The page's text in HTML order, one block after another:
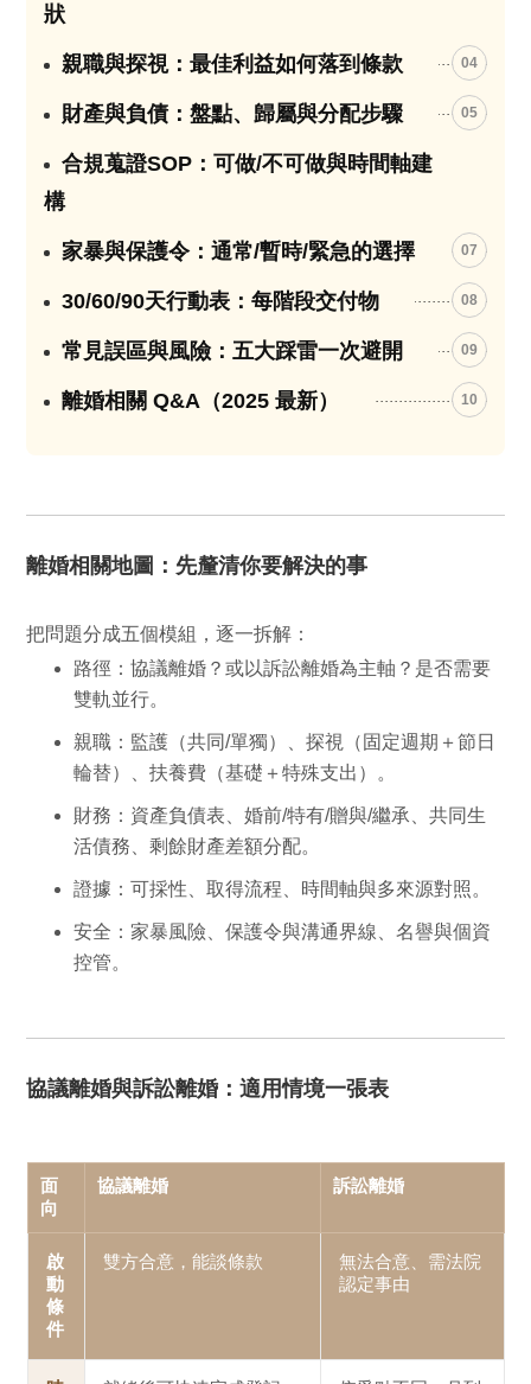
狀
親職與探視：最佳利益如何落到條款 04
財產與負債：盤點、歸屬與分配步驟 05
合規蒐證SOP：可做/不可做與時間軸建
構
家暴與保護令：通常/暫時/緊急的選擇 07
30/60/90天行動表：每階段交付物 08
常見誤區與風險：五大踩雷一次避開 09
離婚相關 Q&A（2025 最新） 10
離婚相關地圖：先釐清你要解決的事
把問題分成五個模組，逐一拆解：
路徑：協議離婚？或以訴訟離婚為主軸？是否需要
雙軌並行。
親職： 監護（共同/單獨）、探視（固定週期＋節日
輪替）、扶養費（基礎＋特殊支出）。
財務： 資產負債表、婚前/特有/贈與/繼承、共同生
活債務、剩餘財產差額分配。
證據：可採性、取得流程、時間軸與多來源對照。
安全： 家暴風險、保護令與溝通界線、名譽與個資
控管。
協議離婚與訴訟離婚：適用情境一張表
面
向
協議離婚 訴訟離婚
啟
動
條
件
雙方合意，能談條款
無法合意、需法院
認定事由